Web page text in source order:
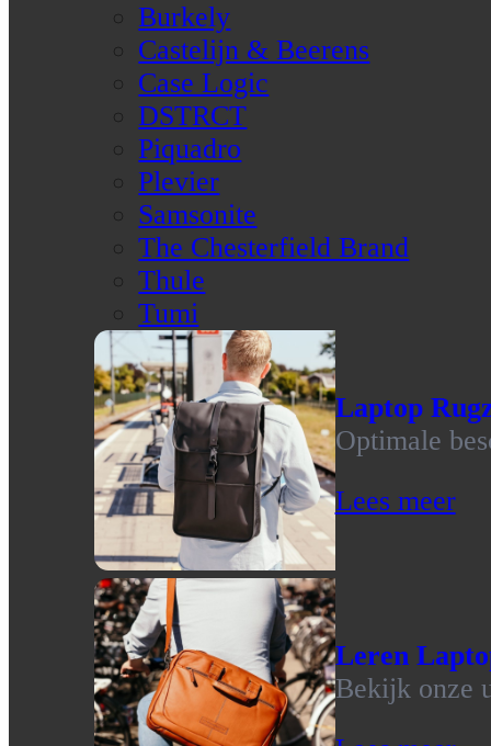
Burkely
Castelijn & Beerens
Case Logic
DSTRCT
Piquadro
Plevier
Samsonite
The Chesterfield Brand
Thule
Tumi
Laptop
Optimale
Lees meer
Leren
Bekijk onze